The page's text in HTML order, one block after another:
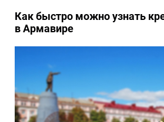
Как быстро можно узнать
в Армавире